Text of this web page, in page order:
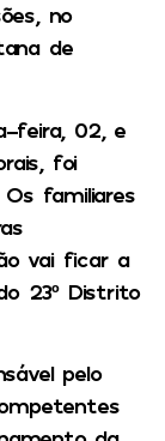
no
de
feira, 02, e
foi
familiares
vai ficar a
23º Distrito
pelo